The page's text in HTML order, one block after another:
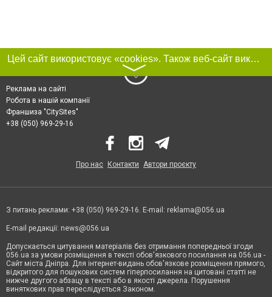
Цей сайт використовує «cookies». Також веб-сайт використовує інтернет-сервіс для збору технічних даних стосовно відвідувачів з метою отримання маркетингової та статистичної інформації. Умови обробки даних відвідувачів сайту див.
〉
Реклама на сайті
Робота в нашій компанії
Франшиза "CitySites"
+38 (050) 969-29-16
Про нас Контакти Автори проєкту
З питань реклами: +38 (050) 969-29-16. E-mail: reklama@056.ua
E-mail редакції: news@056.ua
Допускається цитування матеріалів без отримання попередньої згоди
056.ua за умови розміщення в тексті обов'язкового посилання на 056.ua -
Сайт міста Дніпра. Для інтернет-видань обов'язкове розміщення прямого,
відкритого для пошукових систем гіперпосилання на цитовані статті не
нижче другого абзацу в тексті або в якості джерела. Порушення
виняткових прав переслідується Законом.